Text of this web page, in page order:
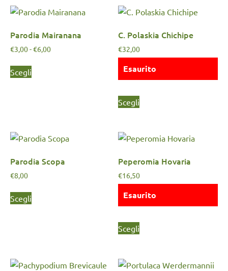
Parodia Mairanana
€3,00-€6,00
Scegli
C. Polaskia Chichipe
€32,00
Esaurito
Scegli
Parodia Scopa
€8,00
Scegli
Peperomia Hovaria
€16,50
Esaurito
Scegli